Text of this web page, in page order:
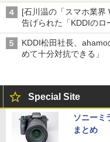
[石川温の「スマホ業界
告げられた「KDDIのロ
穴と楽天モバイルの課
KDDI松田社長、
めて十分対抗できる」
Special Site
ソニーミ
まとめ